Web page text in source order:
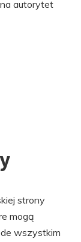
autorytet
strony
mogą
wszystkim